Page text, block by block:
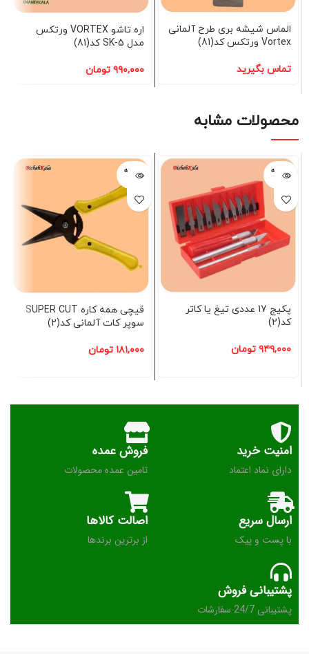
الماس شیشه بری طرح آلمانی
Vortex ورتکس کد(81)
تماس بگیرید
اره تاشو VORTEX ورتکس
مدل SK-5 کد(81)
۹۹۰,۰۰۰ تومان
محصولات مشابه
فروخته
شده
پکیج 17 عددی تیغ یا کاتر
کد(2)
۹۴۹,۰۰۰ تومان
فروخته
شده
قیچی همه کاره SUPER CUT
سوپر کات آلمانی کد(2)
۱۸۱,۰۰۰ تومان
امنیت خرید
دارای نماد اعتماد
فروش عمده
تامین عمده محصولات
ارسال سریع
با پست و پیک
اصالت کالاها
از برترین برندها
پشتیبانی فروش
پشتیبانی 24/7 سفارشات